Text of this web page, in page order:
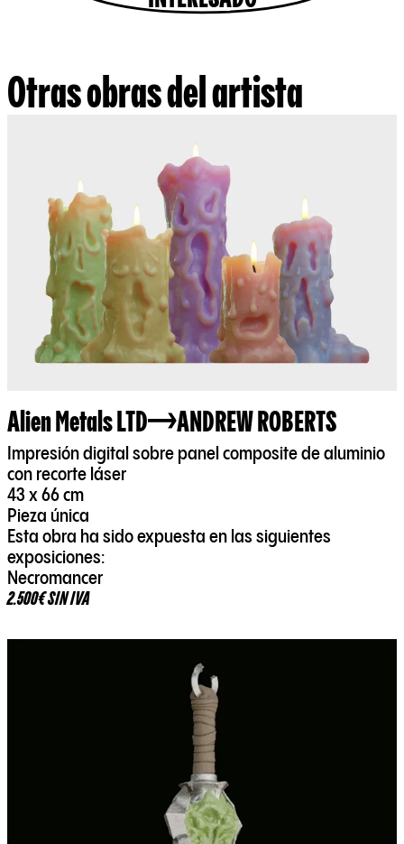
Otras obras del artista
Alien Metals LTD ANDREW ROBERTS
Impresión digital sobre panel composite de aluminio
con recorte láser
43 x 66 cm
Pieza única
Esta obra ha sido expuesta en las siguientes
exposiciones:
Necromancer
2.500€ SIN IVA